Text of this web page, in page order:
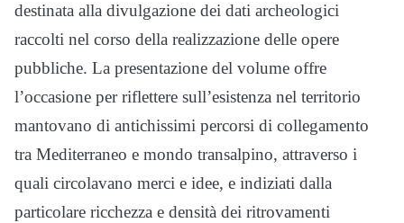
destinata alla divulgazione dei dati archeologici
raccolti nel corso della realizzazione delle opere
pubbliche. La presentazione del volume offre
l’occasione per riflettere sull’esistenza nel territorio
mantovano di antichissimi percorsi di collegamento
tra Mediterraneo e mondo transalpino, attraverso i
quali circolavano merci e idee, e indiziati dalla
particolare ricchezza e densità dei ritrovamenti